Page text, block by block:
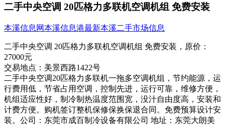
二手中央空调 20匹格力多联机空调机组 免费安装
本溪信息网本溪信息港最新本溪二手市场信息
二手中央空调 20匹格力多联机空调机组 免费安装， 原价：
27000元
交易地点： 美景西路1422号
二手中央空调20匹格力多联机一拖多空调机组，节约能​‌‌源，运
行费用低，节省占用空调，控制先进，运行可靠，维修方便，
机组适应性好，制冷制热温度范围宽，没汁自由度高，安装和
计费方便。购机签订整机保修保换保退合同。免费预算设计安
装。公司：东莞市成百制冷设备有限公司 地址：东莞大朗美